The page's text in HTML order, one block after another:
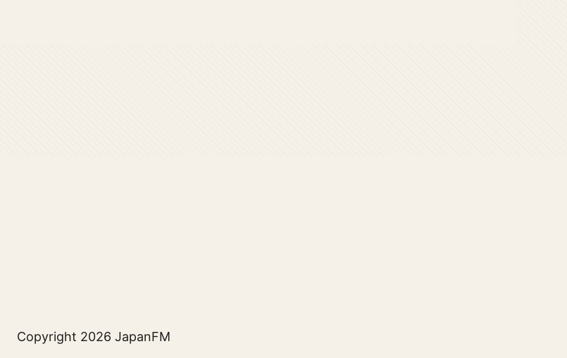
Copyright 2026 JapanFM